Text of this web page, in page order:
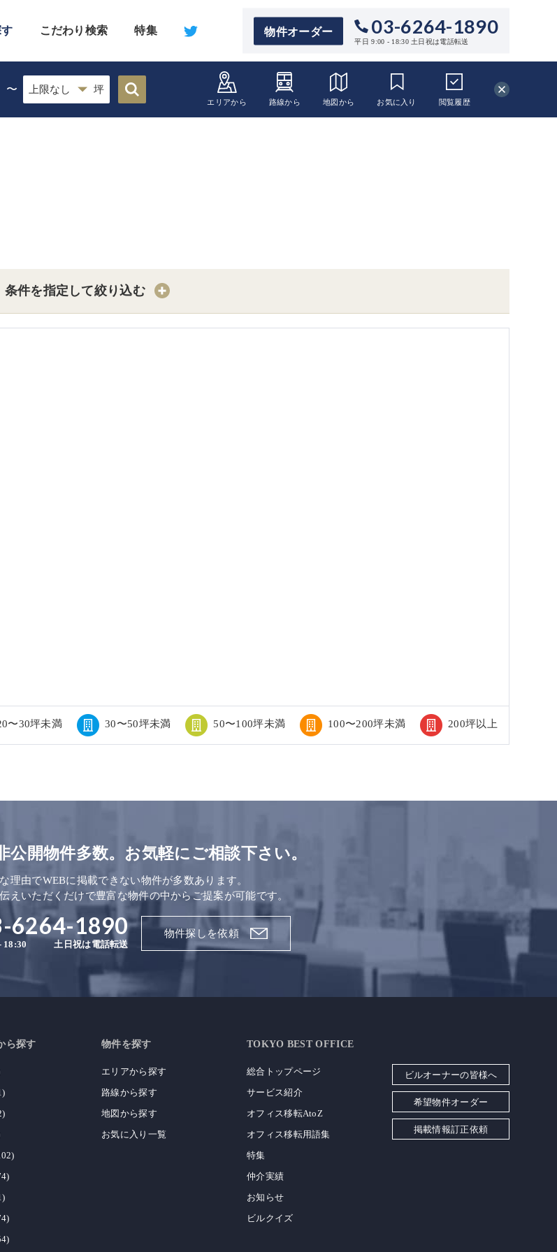
物件オーダー 03-6264-1890
平日 9:00 - 18:30 土日祝は電話転送
こだわり検索 特集
エリアから 路線から 地図から お気に入り 閲覧履歴
〜
条件を指定して絞り込む
〜30坪未満 30〜50坪未満 50〜100坪未満 100〜200坪未満 200坪以上
公開物件多数。お気軽にご相談下さい。
理由でWEBに掲載できない物件が多数あります。
えいただくだけで豊富な物件の中からご提案が可能です。
6264-1890
18:30 土日祝は電話転送
物件探しを依頼
ら探す 物件を探す
エリアから探す
路線から探す
地図から探す
お気に入り一覧
TOKYO BEST OFFICE
総合トップページ
サービス紹介
オフィス移転AtoZ
オフィス移転用語集
特集
仲介実績
お知らせ
ビルクイズ
ビルオーナーの皆様へ
希望物件オーダー
掲載情報訂正依頼